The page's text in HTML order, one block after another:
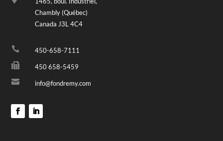
Chambly (Québec)
Canada J3L 4C4

450-658-7111

450 658-5459

info@fondremy.com